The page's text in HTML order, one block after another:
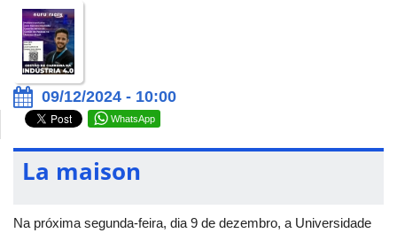
09/12/2024 - 10:00
WhatsApp
La maison
Na próxima segunda-feira, dia 9 de dezembro, a Universidade